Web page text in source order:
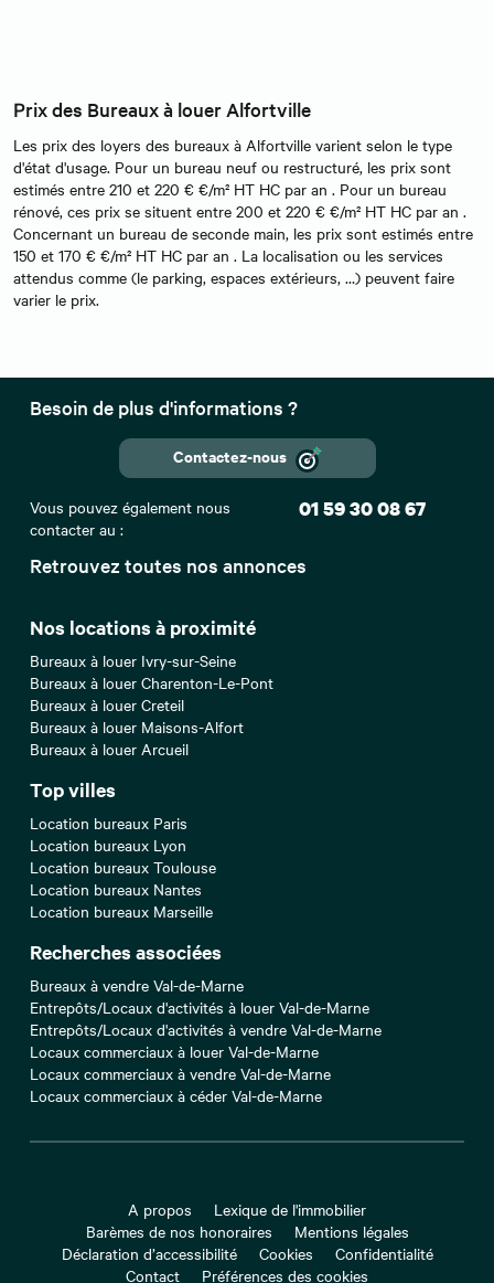
Prix des Bureaux à louer Alfortville
Les prix des loyers des bureaux à Alfortville varient selon le type
d'état d'usage. Pour un bureau neuf ou restructuré, les prix sont
estimés entre 210 et 220 € €/m² HT HC par an . Pour un bureau
rénové, ces prix se situent entre 200 et 220 € €/m² HT HC par an .
Concernant un bureau de seconde main, les prix sont estimés entre
150 et 170 € €/m² HT HC par an . La localisation ou les services
attendus comme (le parking, espaces extérieurs, …) peuvent faire
varier le prix.
Retrouvez toutes nos annonces
Nos locations à proximité
Bureaux à louer Ivry-sur-Seine
Bureaux à louer Charenton-Le-Pont
Bureaux à louer Creteil
Bureaux à louer Maisons-Alfort
Bureaux à louer Arcueil
Top villes
Location bureaux Paris
Location bureaux Lyon
Location bureaux Toulouse
Location bureaux Nantes
Location bureaux Marseille
Recherches associées
Bureaux à vendre Val-de-Marne
Entrepôts/Locaux d'activités à louer Val-de-Marne
Entrepôts/Locaux d'activités à vendre Val-de-Marne
Locaux commerciaux à louer Val-de-Marne
Locaux commerciaux à vendre Val-de-Marne
Locaux commerciaux à céder Val-de-Marne
Besoin de plus d'informations ?
Contactez-nous
Vous pouvez également nous
contacter au :
01 59 30 08 67
A propos
Lexique de l'immobilier
Barèmes de nos honoraires
Mentions légales
Déclaration d’accessibilité
Cookies
Confidentialité
Contact
Préférences des cookies